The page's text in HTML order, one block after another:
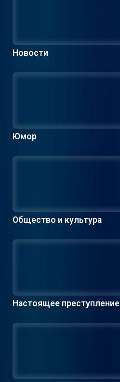
Новости
Юмор
Общество и культура
Настоящее преступление